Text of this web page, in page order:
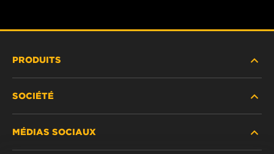
PRODUITS
PRODUITS ABANDONNÉS / REMPLACÉS
SOCIÉTÉ
MÉDIAS SOCIAUX